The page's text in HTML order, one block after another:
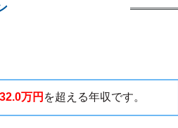
万円 を超える年収です。